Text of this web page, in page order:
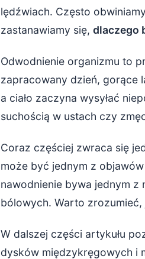
Objawy, że odwodnienie
Jak pić wodę, żeby
Ile i jak pić, aby
Produkty, które
Suplementacja
Składniki, które mogą
lędźwiach. Często
zastanawiamy się, dlaczego
Odwodnienie organizmu to
zapracowany dzień, gorące
a ciało zaczyna wysyłać
suchością w ustach czy
Coraz częściej zwraca się
może być jednym z
nawodnienie bywa jednym z
bólowych. Warto zrozumieć,
W dalszej części artykułu
dysków międzykręgowych i